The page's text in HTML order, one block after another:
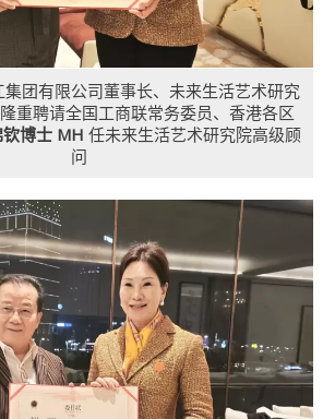
团有限公司董事长、未来生活艺术研究
隆重聘请全国工商联常务委员、香港各区
钦博士 MH 任未来生活艺术研究院高级顾
问